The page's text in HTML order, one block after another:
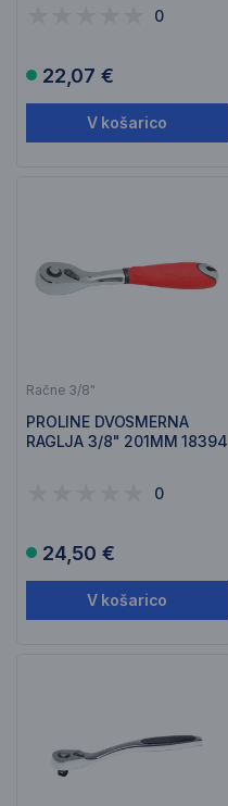
0
22,07 €
V košarico
Račne 3/8"
PROLINE DVOSMERNA
RAGLJA 3/8" 201MM 18394
0
24,50 €
V košarico